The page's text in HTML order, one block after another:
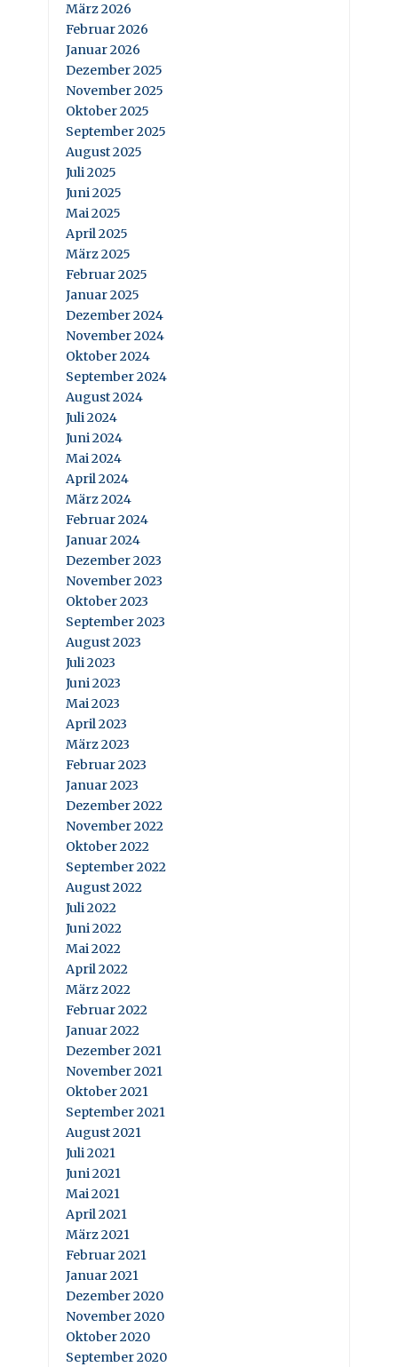
März 2026
Februar 2026
Januar 2026
Dezember 2025
November 2025
Oktober 2025
September 2025
August 2025
Juli 2025
Juni 2025
Mai 2025
April 2025
März 2025
Februar 2025
Januar 2025
Dezember 2024
November 2024
Oktober 2024
September 2024
August 2024
Juli 2024
Juni 2024
Mai 2024
April 2024
März 2024
Februar 2024
Januar 2024
Dezember 2023
November 2023
Oktober 2023
September 2023
August 2023
Juli 2023
Juni 2023
Mai 2023
April 2023
März 2023
Februar 2023
Januar 2023
Dezember 2022
November 2022
Oktober 2022
September 2022
August 2022
Juli 2022
Juni 2022
Mai 2022
April 2022
März 2022
Februar 2022
Januar 2022
Dezember 2021
November 2021
Oktober 2021
September 2021
August 2021
Juli 2021
Juni 2021
Mai 2021
April 2021
März 2021
Februar 2021
Januar 2021
Dezember 2020
November 2020
Oktober 2020
September 2020